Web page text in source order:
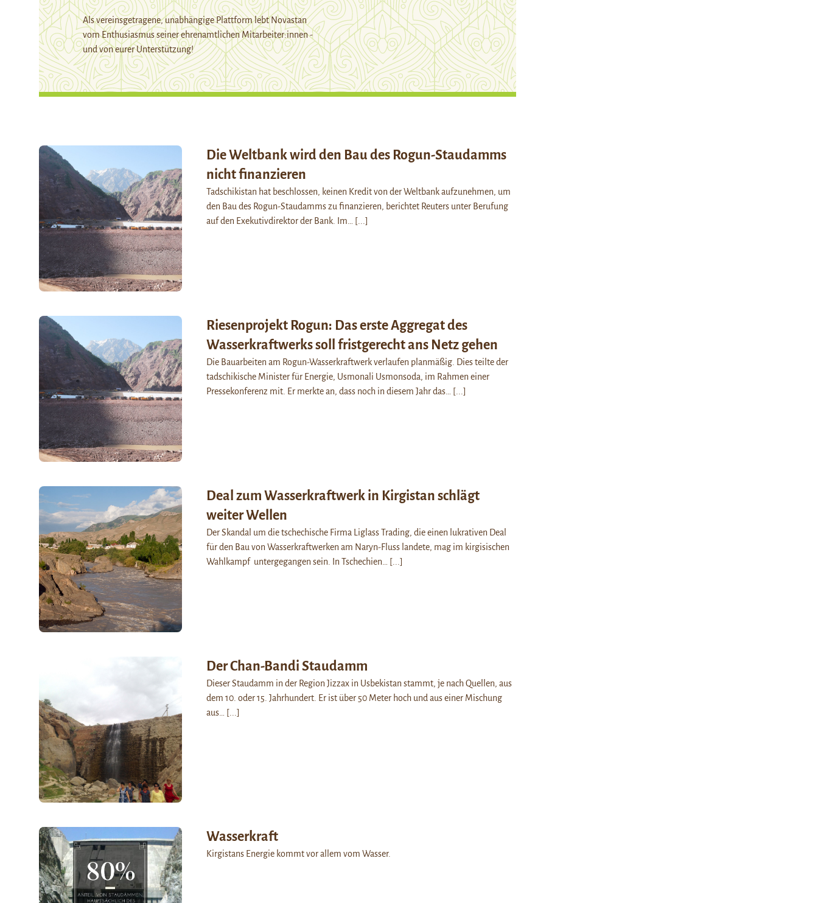
Als vereinsgetragene, unabhängige Plattform lebt Novastan
vom Enthusiasmus seiner ehrenamtlichen Mitarbeiter:innen -
und von eurer Unterstützung!
Die Weltbank wird den Bau des Rogun-Staudamms
nicht finanzieren
Tadschikistan hat beschlossen, keinen Kredit von der Weltbank aufzunehmen, um
den Bau des Rogun-Staudamms zu finanzieren, berichtet Reuters unter Berufung
auf den Exekutivdirektor der Bank. Im…
[...]
Riesenprojekt Rogun: Das erste Aggregat des
Wasserkraftwerks soll fristgerecht ans Netz gehen
Die Bauarbeiten am Rogun-Wasserkraftwerk verlaufen planmäßig. Dies teilte der
tadschikische Minister für Energie, Usmonali Usmonsoda, im Rahmen einer
Pressekonferenz mit. Er merkte an, dass noch in diesem Jahr das…
[...]
Deal zum Wasserkraftwerk in Kirgistan schlägt
weiter Wellen
Der Skandal um die tschechische Firma Liglass Trading, die einen lukrativen Deal
für den Bau von Wasserkraftwerken am Naryn-Fluss landete, mag im kirgisischen
Wahlkampf untergegangen sein. In Tschechien…
[...]
Der Chan-Bandi Staudamm
Dieser Staudamm in der Region Jizzax in Usbekistan stammt, je nach Quellen, aus
dem 10. oder 15. Jahrhundert. Er ist über 50 Meter hoch und aus einer Mischung
aus…
[...]
Wasserkraft
Kirgistans Energie kommt vor allem vom Wasser.